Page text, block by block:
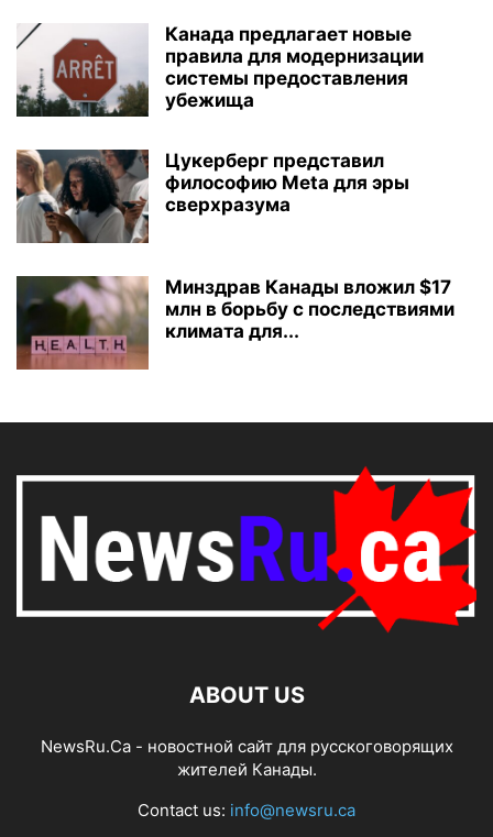
Канада предлагает новые
правила для модернизации
системы предоставления
убежища
Цукерберг представил
философию Meta для эры
сверхразума
Минздрав Канады вложил $17
млн в борьбу с последствиями
климата для...
ABOUT US
NewsRu.Ca - новостной сайт для русскоговорящих
жителей Канады.
Contact us: info@newsru.ca